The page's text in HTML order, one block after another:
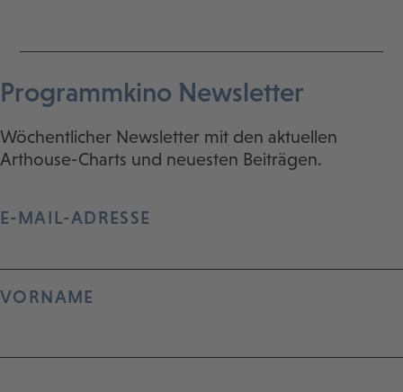
Programmkino Newsletter
Wöchentlicher Newsletter mit den aktuellen
Arthouse-Charts und neuesten Beiträgen.
E-MAIL-ADRESSE
VORNAME